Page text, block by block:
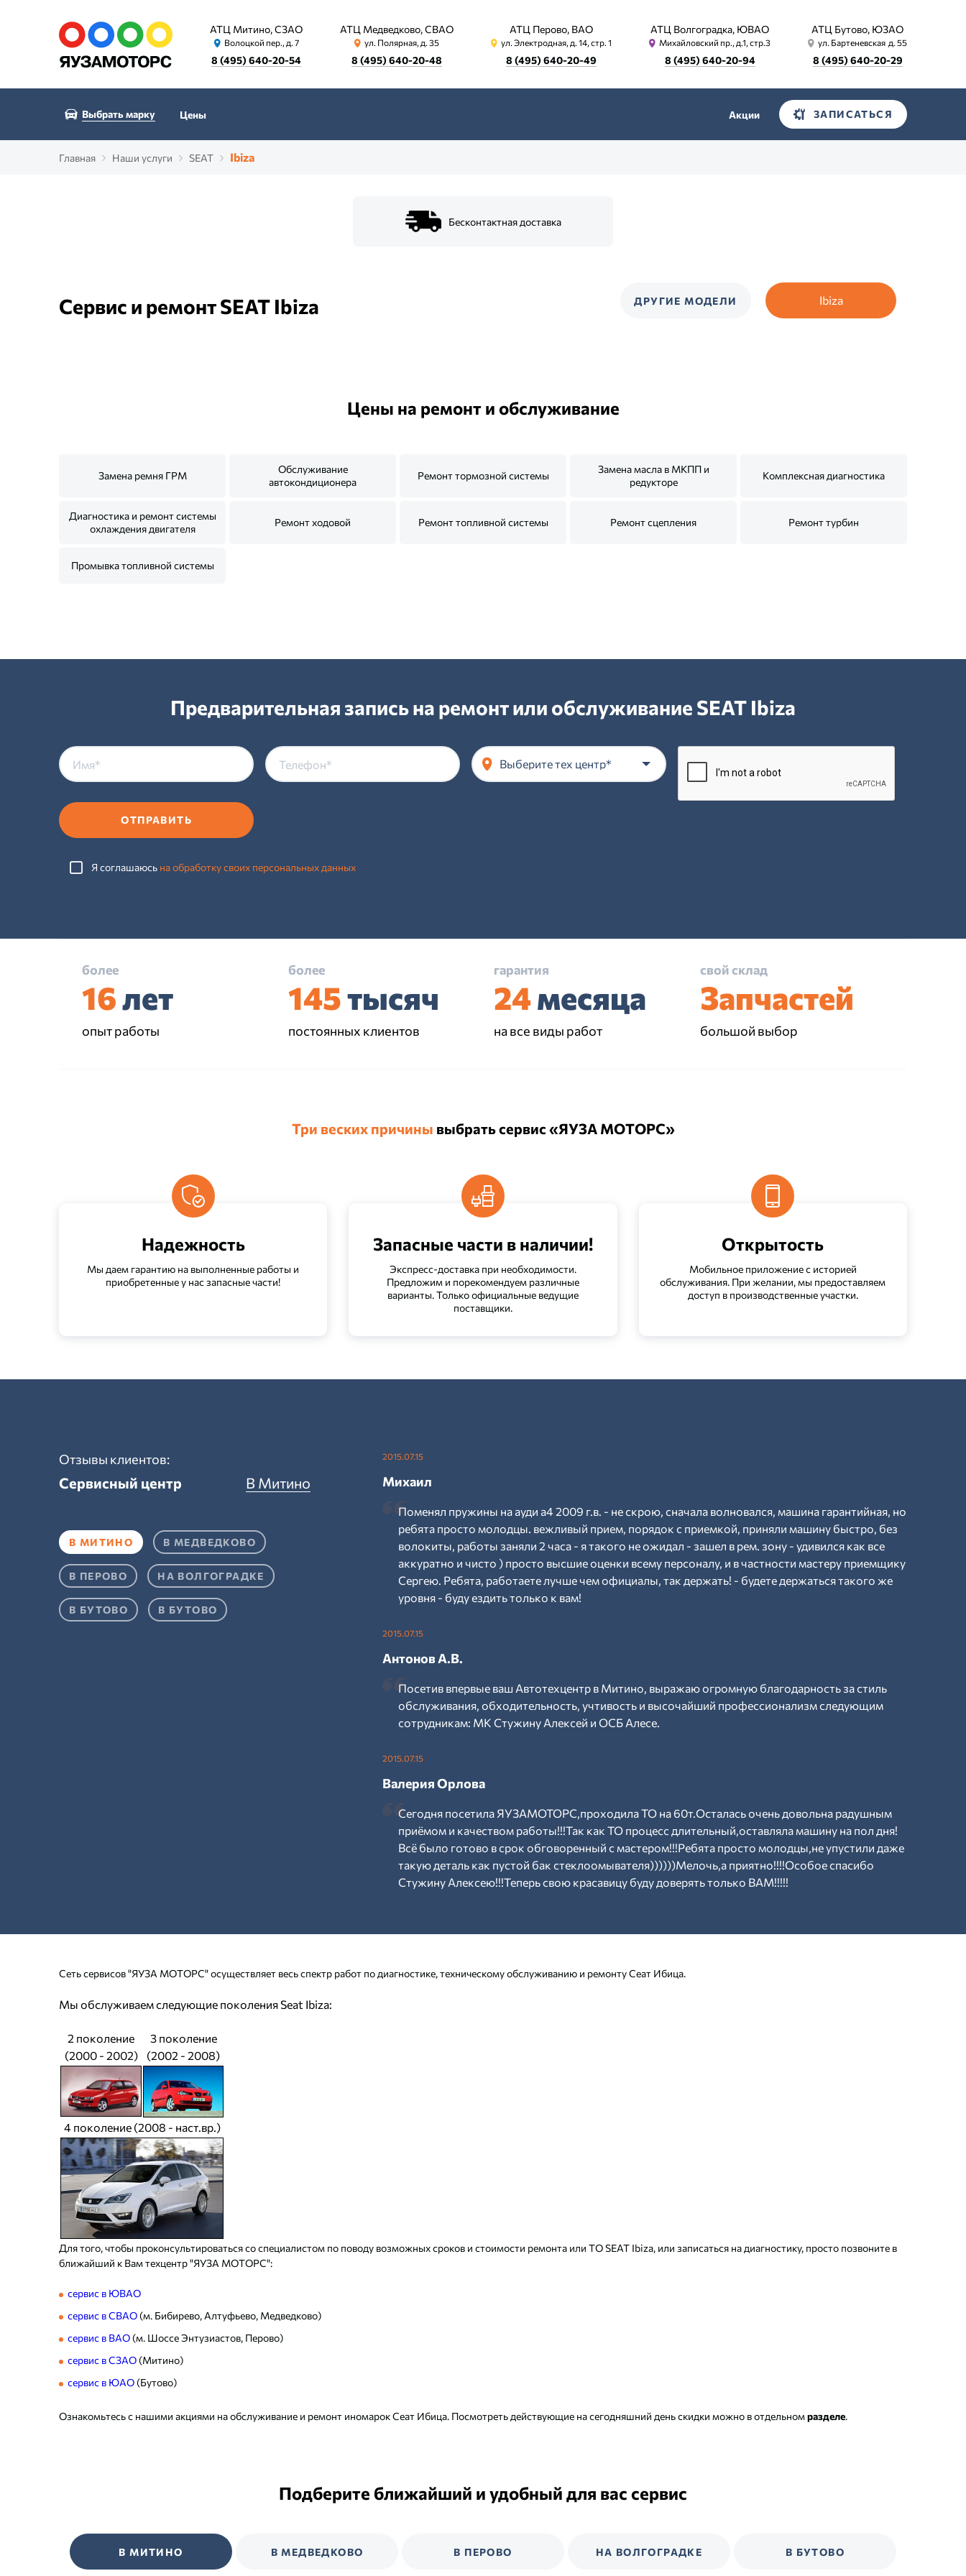
АТЦ Митино, СЗАО
Волоцкой пер., д. 7
8 (495) 640-20-54
АТЦ Медведково, СВАО
ул. Полярная, д. 35
8 (495) 640-20-48
АТЦ Перово, ВАО
ул. Электродная, д. 14, стр. 1
8 (495) 640-20-49
АТЦ Волгоградка, ЮВАО
Михайловский пр., д.1, стр.3
8 (495) 640-20-94
АТЦ Бутово, ЮЗАО
ул. Бартеневская д. 55
8 (495) 640-20-29
Выбрать марку Цены Акции ЗАПИСАТЬСЯ
Главная Наши услуги SEAT Ibiza
Бесконтактная доставка
Сервис и ремонт SEAT Ibiza ДРУГИЕ МОДЕЛИ Ibiza
Цены на ремонт и обслуживание
Замена ремня ГРМ
Обслуживание
автокондиционера
Ремонт тормозной системы
Замена масла в МКПП и
редукторе
Комплексная диагностика
Диагностика и ремонт системы
охлаждения двигателя
Ремонт ходовой Ремонт топливной системы Ремонт сцепления Ремонт турбин
Промывка топливной системы
Предварительная запись на ремонт или обслуживание SEAT Ibiza
Выберите тех центр*
ОТПРАВИТЬ
Я соглашаюсь на обработку своих персональных данных
более
16лет
опыт работы
более
145тысяч
постоянных клиентов
гарантия
24месяца
на все виды работ
свой склад
Запчастей
большой выбор
Три веских причины выбрать сервис «ЯУЗА МОТОРС»
Надежность
Мы даем гарантию на выполненные работы и
приобретенные у нас запасные части!
Запасные части в наличии!
Экспресс-доставка при необходимости.
Предложим и порекомендуем различные
варианты. Только официальные ведущие
поставщики.
Открытость
Мобильное приложение с историей
обслуживания. При желании, мы предоставляем
доступ в производственные участки.
Отзывы клиентов:
Сервисный центр В Митино
В МИТИНО В МЕДВЕДКОВО
В ПЕРОВО НА ВОЛГОГРАДКЕ
В БУТОВО В БУТОВО
2015.07.15
Михаил
Поменял пружины на ауди а4 2009 г.в. - не скрою, сначала волновался, машина гарантийная, но
ребята просто молодцы. вежливый прием, порядок с приемкой, приняли машину быстро, без
волокиты, работы заняли 2 часа - я такого не ожидал - зашел в рем. зону - удивился как все
аккуратно и чисто ) просто высшие оценки всему персоналу, и в частности мастеру приемщику
Сергею. Ребята, работаете лучше чем официалы, так держать! - будете держаться такого же
уровня - буду ездить только к вам!
2015.07.15
Антонов А.В.
Посетив впервые ваш Автотехцентр в Митино, выражаю огромную благодарность за стиль
обслуживания, обходительность, учтивость и высочайший профессионализм следующим
сотрудникам: МК Стужину Алексей и ОСБ Алесе.
2015.07.15
Валерия Орлова
Сегодня посетила ЯУЗАМОТОРС,проходила ТО на 60т.Осталась очень довольна радушным
приёмом и качеством работы!!!Так как ТО процесс длительный,оставляла машину на пол дня!
Всё было готово в срок обговоренный с мастером!!!Ребята просто молодцы,не упустили даже
такую деталь как пустой бак стеклоомывателя))))))Мелочь,а приятно!!!!Особое спасибо
Стужину Алексею!!!Теперь свою красавицу буду доверять только ВАМ!!!!!
Сеть сервисов "ЯУЗА МОТОРС" осуществляет весь спектр работ по диагностике, техническому обслуживанию и ремонту Сеат Ибица.
Мы обслуживаем следующие поколения Seat Ibiza:
2 поколение
(2000 - 2002)
3 поколение
(2002 - 2008)
4 поколение (2008 - наст.вр.)
Для того, чтобы проконсультироваться со специалистом по поводу возможных сроков и стоимости ремонта или ТО SEAT Ibiza, или записаться на диагностику, просто позвоните в
ближайший к Вам техцентр "ЯУЗА МОТОРС":
сервис в ЮВАО
сервис в СВАО(м. Бибирево, Алтуфьево, Медведково)
сервис в ВАО(м. Шоссе Энтузиастов, Перово)
сервис в СЗАО(Митино)
сервис в ЮАО(Бутово)
Ознакомьтесь с нашими акциями на обслуживание и ремонт иномарок Сеат Ибица. Посмотреть действующие на сегодняшний день скидки можно в отдельномразделе.
Подберите ближайший и удобный для вас сервис
В МИТИНО В МЕДВЕДКОВО В ПЕРОВО НА ВОЛГОГРАДКЕ В БУТОВО